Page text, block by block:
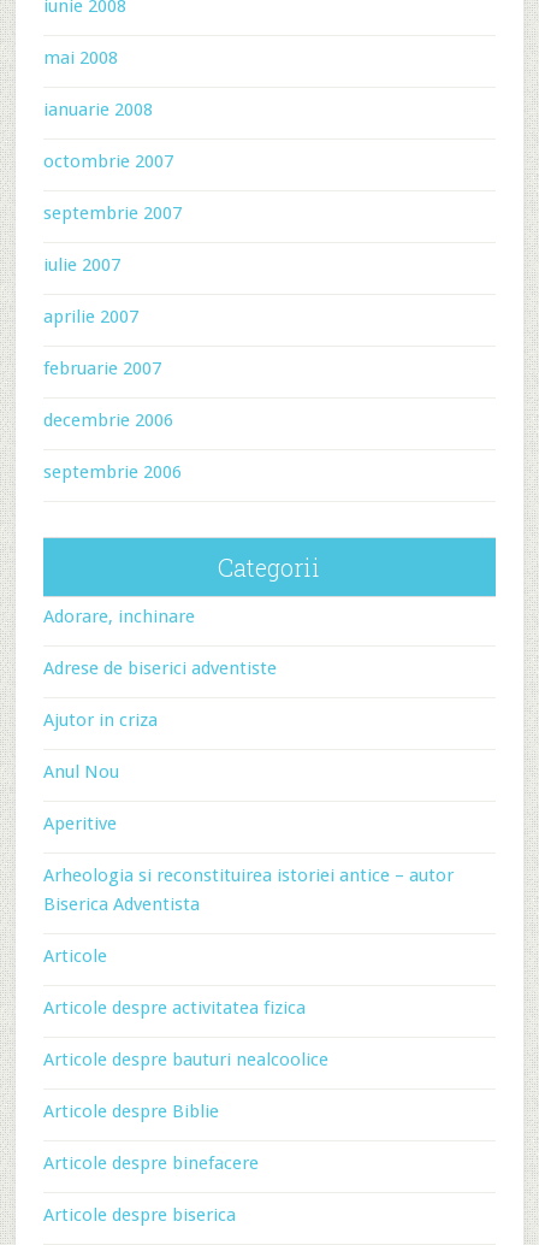
iunie 2008
mai 2008
ianuarie 2008
octombrie 2007
septembrie 2007
iulie 2007
aprilie 2007
februarie 2007
decembrie 2006
septembrie 2006
Categorii
Adorare, inchinare
Adrese de biserici adventiste
Ajutor in criza
Anul Nou
Aperitive
Arheologia si reconstituirea istoriei antice – autor
Biserica Adventista
Articole
Articole despre activitatea fizica
Articole despre bauturi nealcoolice
Articole despre Biblie
Articole despre binefacere
Articole despre biserica